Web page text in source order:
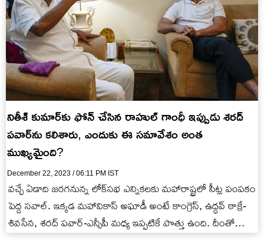
నితీశ్ కుమార్‌కు ఫోన్ చేసిన రాహుల్ గాంధీ ఇప్పుడు శరద్
పవార్‌ను కలిశారు, ఎందుకు ఈ సమావేశం అంత
ముఖ్యమైంది?
December 22, 2023 / 06:11 PM IST
వచ్చే ఏడాది జరగనున్న లోక్‌సభ ఎన్నికలకు మహారాష్ట్రలో సీట్ల పంపకం
పెద్ద సవాల్‌. ఇక్కడ మహావికాస్ అఘాడీ అంటే కాంగ్రెస్, ఉద్ధవ్ ఠాక్రే-
శివసేన, శరద్ పవార్-ఎన్సీపీ మధ్య ఇప్పటికే పొత్తు ఉంది. దీంతో